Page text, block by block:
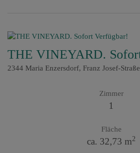
THE VINEYARD.
2344 Maria Enzersdorf, Franz Josef-
Zimmer
1
Fläche
ca. 32,73 m2